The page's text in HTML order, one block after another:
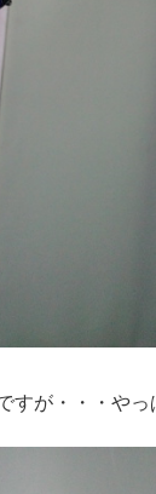
すが・・・やっ